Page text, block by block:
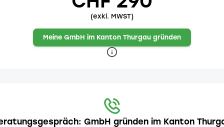
(exkl. MWST)
Meine GmbH im Kanton Thurgau gründen
GmbH gründen im Kanton